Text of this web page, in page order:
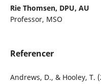
Rie Thomsen, DPU, AU
Professor, MSO
Referencer
Andrews, D., & Hooley, T.